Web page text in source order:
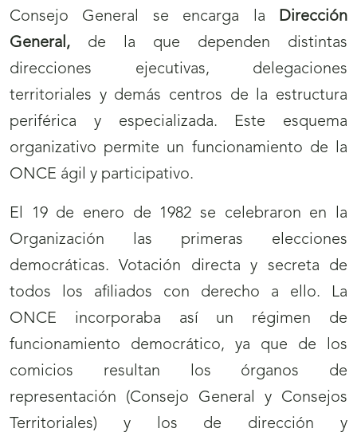
Consejo General se encarga la Dirección
General, de la que dependen distintas
direcciones ejecutivas, delegaciones
territoriales y demás centros de la estructura
periférica y especializada. Este esquema
organizativo permite un funcionamiento de la
ONCE ágil y participativo.
El 19 de enero de 1982 se celebraron en la
Organización las primeras elecciones
democráticas. Votación directa y secreta de
todos los afiliados con derecho a ello. La
ONCE incorporaba así un régimen de
funcionamiento democrático, ya que de los
comicios resultan los órganos de
representación (Consejo General y Consejos
Territoriales) y los de dirección y